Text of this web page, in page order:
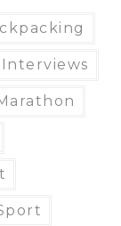
Interviews